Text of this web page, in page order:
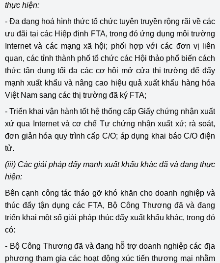
thực hiện:
- Đa dạng hoá hình thức tổ chức tuyên truyền rộng rãi về các
ưu đãi tại các Hiệp định FTA, trong đó ứng dụng môi trường
Internet và các mạng xã hội; phối hợp với các đơn vị liên
quan, các tỉnh thành phố tổ chức các Hội thảo phổ biến cách
thức tận dụng tối đa các cơ hội mở cửa thị trường để đẩy
mạnh xuất khẩu và nâng cao hiệu quả xuất khẩu hàng hóa
Việt Nam sang các thị trường đã ký FTA;
- Triển khai vận hành tốt hệ thống cấp Giấy chứng nhận xuất
xứ qua Internet và cơ chế Tự chứng nhận xuất xứ; rà soát,
đơn giản hóa quy trình cấp C/O; áp dụng khai báo C/O điện
tử.
(iii) Các giải pháp đẩy mạnh xuất khẩu khác đã và đang thực
hiện:
Bên cạnh công tác tháo gỡ khó khăn cho doanh nghiệp và
thúc đẩy tận dụng các FTA, Bộ Công Thương đã và đang
triển khai một số giải pháp thúc đẩy xuất khẩu khác, trong đó
có:
- Bộ Công Thương đã và đang hỗ trợ doanh nghiệp các địa
phương tham gia các hoạt động xúc tiến thương mại nhằm